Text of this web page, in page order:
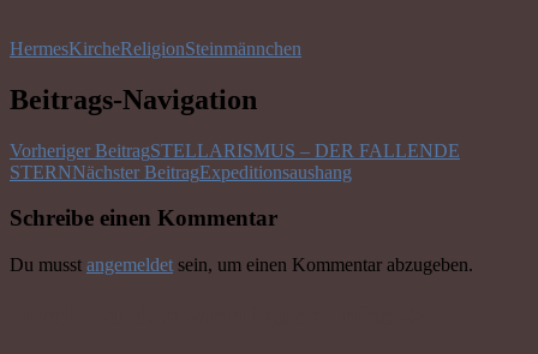
HermesKircheReligionSteinmännchen
Beitrags-Navigation
Vorheriger BeitragSTELLARISMUS – DER FALLENDE
STERNNächster BeitragExpeditionsaushang
Schreibe einen Kommentar
Du musst angemeldet sein, um einen Kommentar abzugeben.